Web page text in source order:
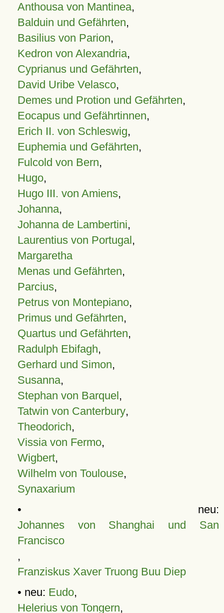
Anthousa von Mantinea,
Balduin und Gefährten,
Basilius von Parion,
Kedron von Alexandria,
Cyprianus und Gefährten,
David Uribe Velasco,
Demes und Protion und Gefährten,
Eocapus und Gefährtinnen,
Erich II. von Schleswig,
Euphemia und Gefährten,
Fulcold von Bern,
Hugo,
Hugo III. von Amiens,
Johanna,
Johanna de Lambertini,
Laurentius von Portugal,
Margaretha
Menas und Gefährten,
Parcius,
Petrus von Montepiano,
Primus und Gefährten,
Quartus und Gefährten,
Radulph Ebifagh,
Gerhard und Simon,
Susanna,
Stephan von Barquel,
Tatwin von Canterbury,
Theodorich,
Vissia von Fermo,
Wigbert,
Wilhelm von Toulouse,
Synaxarium
• neu:
Johannes von Shanghai und San
Francisco
,
Franziskus Xaver Truong Buu Diep
• neu: Eudo,
Helerius von Tongern,